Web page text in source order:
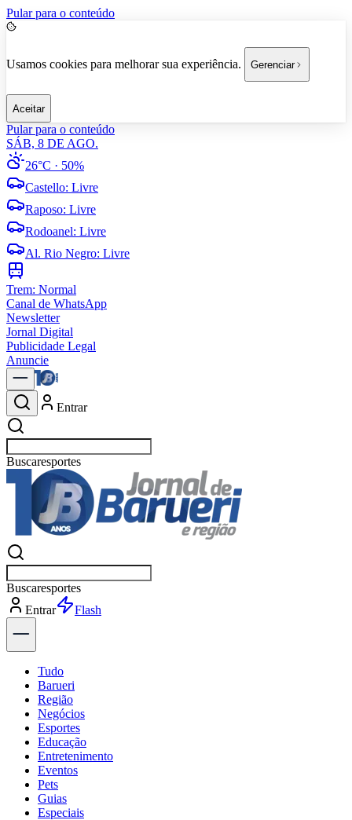
Pular para o conteúdo
Usamos cookies para melhorar sua experiência. Gerenciar
Aceitar
Pular para o conteúdo
SÁB, 8 DE AGO.
26°C · 50%
Castello: Livre
Raposo: Livre
Rodoanel: Livre
Al. Rio Negro: Livre
Trem: Normal
Canal de WhatsApp
Newsletter
Jornal Digital
Publicidade Legal
Anuncie
Entrar
Buscarpolítica
Buscarpolítica
Entrar
Explorar
Tudo
Barueri
Região
Negócios
Esportes
Educação
Entretenimento
Eventos
Pets
Guias
Especiais